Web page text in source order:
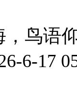
鸟语
6-17